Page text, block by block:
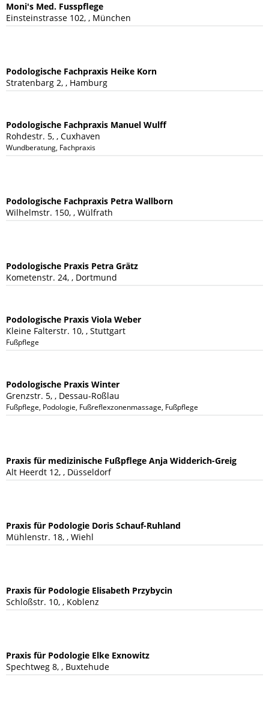
Moni's Med. Fusspflege
Einsteinstrasse 102, , München
Podologische Fachpraxis Heike Korn
Stratenbarg 2, , Hamburg
Podologische Fachpraxis Manuel Wulff
Rohdestr. 5, , Cuxhaven
Wundberatung, Fachpraxis
Podologische Fachpraxis Petra Wallborn
Wilhelmstr. 150, , Wülfrath
Podologische Praxis Petra Grätz
Kometenstr. 24, , Dortmund
Podologische Praxis Viola Weber
Kleine Falterstr. 10, , Stuttgart
Fußpflege
Podologische Praxis Winter
Grenzstr. 5, , Dessau-Roßlau
Fußpflege, Podologie, Fußreflexzonenmassage, Fußpflegepraxis
Praxis für medizinische Fußpflege Anja Widderich-Greig
Alt Heerdt 12, , Düsseldorf
Praxis für Podologie Doris Schauf-Ruhland
Mühlenstr. 18, , Wiehl
Praxis für Podologie Elisabeth Przybycin
Schloßstr. 10, , Koblenz
Praxis für Podologie Elke Exnowitz
Spechtweg 8, , Buxtehude